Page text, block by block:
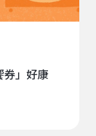
券」好康